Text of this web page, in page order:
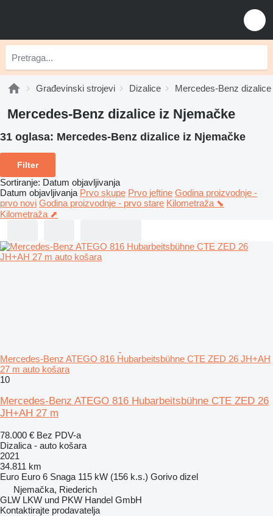
Građevinski strojevi Dizalice Mercedes-Benz dizalice
Mercedes-Benz dizalice iz Njemačke
31 oglasa: Mercedes-Benz dizalice iz Njemačke
Filter
Sortiranje: Datum objavljivanja
Datum objavljivanja Prvo skupe Prvo jeftine Godina proizvodnje -
prvo novi Godina proizvodnje - prvo stare Kilometraža ⬊
Kilometraža ⬈
Mercedes-Benz ATEGO 816 Hubarbeitsbühne CTE ZED 26 JH+AH
27 m auto košara
10
Mercedes-Benz ATEGO 816 Hubarbeitsbühne CTE ZED 26
JH+AH 27 m
78.000 € Bez PDV-a
Dizalica - auto košara
2021
34.811 km
Euro Euro 6 Snaga 115 kW (156 k.s.) Gorivo dizel
Njemačka, Riederich
GLW LKW und PKW Handel GmbH
Kontaktirajte prodavatelja